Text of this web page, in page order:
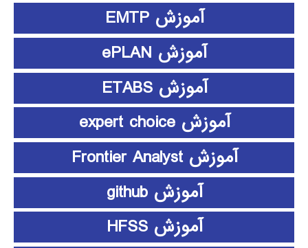
آموزش EMTP
آموزش ePLAN
آموزش ETABS
آموزش expert choice
آموزش Frontier Analyst
آموزش github
آموزش HFSS